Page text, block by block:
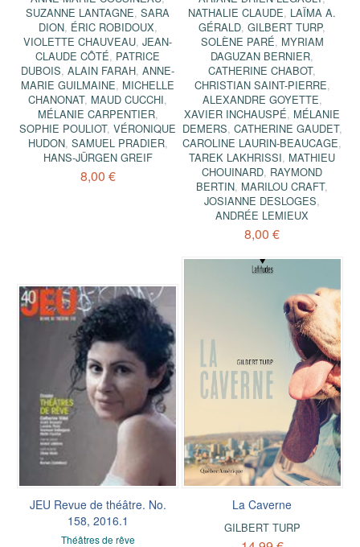
SUZANNE LANTAGNE,SARA
DION, ÉRIC ROBIDOUX,
VIOLETTE CHAUVEAU,JEAN-
CLAUDE CÔTÉ, PATRICE
DUBOIS,ALAIN FARAH,ANNE-
MARIE GUILMAINE, MICHELLE
CHANONAT, MAUD CUCCHI,
MÉLANIE CARPENTIER,
SOPHIE POULIOT,VÉRONIQUE
HUDON, SAMUEL PRADIER,
HANS-JÜRGEN GREIF
8,00 €
NATHALIE CLAUDE, LAÏMA A.
GÉRALD,GILBERT TURP,
SOLÈNE PARÉ, MYRIAM
DAGUZAN BERNIER,
CATHERINE CHABOT,
CHRISTIAN SAINT-PIERRE,
ALEXANDRE GOYETTE,
XAVIER INCHAUSPÉ, MÉLANIE
DEMERS, CATHERINE GAUDET,
CAROLINE LAURIN-BEAUCAGE,
TAREK LAKHRISSI, MATHIEU
CHOUINARD, RAYMOND
BERTIN, MARILOU CRAFT,
JOSIANNE DESLOGES,
ANDRÉE LEMIEUX
8,00 €
JEU Revue de théâtre. No.
158, 2016.1
Théâtres de rêve
La Caverne
GILBERT TURP